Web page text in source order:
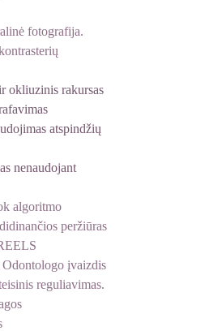
fotografija.
okliuzinis rakursas
atspindžių
nenaudojant
algoritmo
peržiūras
įvaizdis
reguliavimas.